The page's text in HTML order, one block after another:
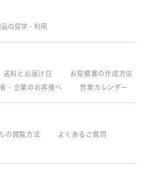
の見学・利用
送料とお届け日
お見積書の作成方法
・企業のお客様へ 営業カレンダー
の閲覧方法
よくあるご質問